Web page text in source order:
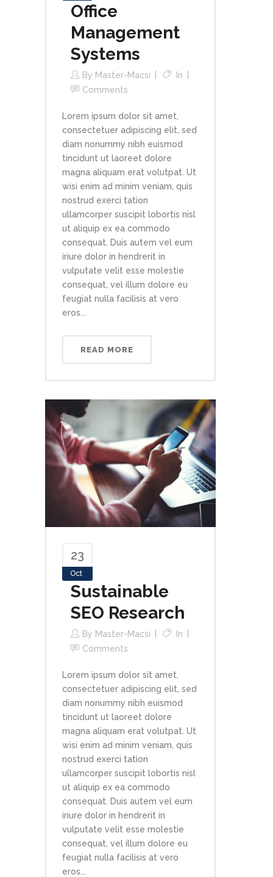
Office
Management
Systems
By Master-Macsi
In
Comments
Lorem ipsum dolor sit amet,
consectetuer adipiscing elit, sed
diam nonummy nibh euismod
tincidunt ut laoreet dolore
magna aliquam erat volutpat. Ut
wisi enim ad minim veniam, quis
nostrud exerci tation
ullamcorper suscipit lobortis nisl
ut aliquip ex ea commodo
consequat. Duis autem vel eum
iriure dolor in hendrerit in
vulputate velit esse molestie
consequat, vel illum dolore eu
feugiat nulla facilisis at vero
eros...
READ MORE
23
Oct
Sustainable
SEO Research
By Master-Macsi
In
Comments
Lorem ipsum dolor sit amet,
consectetuer adipiscing elit, sed
diam nonummy nibh euismod
tincidunt ut laoreet dolore
magna aliquam erat volutpat. Ut
wisi enim ad minim veniam, quis
nostrud exerci tation
ullamcorper suscipit lobortis nisl
ut aliquip ex ea commodo
consequat. Duis autem vel eum
iriure dolor in hendrerit in
vulputate velit esse molestie
consequat, vel illum dolore eu
feugiat nulla facilisis at vero
eros...